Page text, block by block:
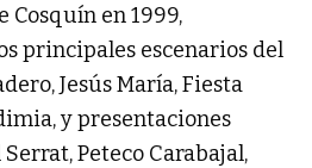
Cosquín en 1999,
principales escenarios del
Jesús María, Fiesta
y presentaciones
Peteco Carabajal,